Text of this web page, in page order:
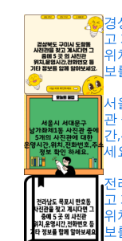
경
고
위
서
관
간
세
전
고
위